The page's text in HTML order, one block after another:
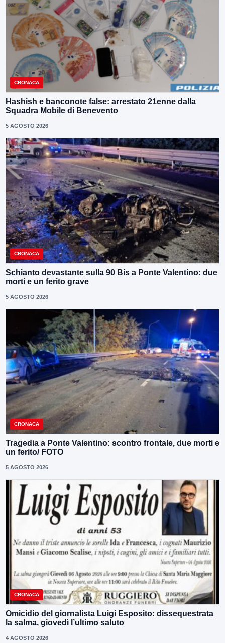
CRONACA
Hashish e banconote false: arrestato 21enne dalla
Squadra Mobile di Benevento
5 AGOSTO 2026
CRONACA
Schianto devastante sulla 90 Bis a Ponte Valentino: due
morti e un ferito grave
5 AGOSTO 2026
CRONACA
Tragedia a Ponte Valentino: scontro frontale, due morti e
un ferito/ FOTO
5 AGOSTO 2026
CRONACA
Omicidio del giornalista Luigi Esposito: dissequestrata
la salma, giovedì l’ultimo saluto
4 AGOSTO 2026